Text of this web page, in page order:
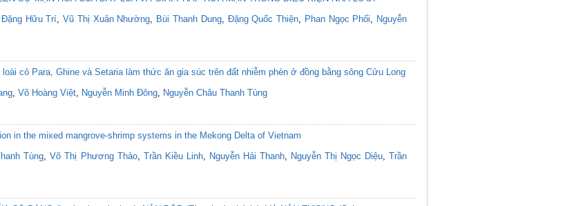
Đặng Hữu Trí,Vũ Thị Xuân Nhường, Bùi Thanh Dung, Đặng Quốc Thiện, Phan Ngọc Phối, Nguyễn
cỏ Para, Ghine và Setaria làm thức ăn gia súc trên đất nhiễm phèn ở đồng bằng sông Cửu Long
, Võ Hoàng Việt, Nguyễn Minh Đông, Nguyễn Châu Thanh Tùng
in the mixed mangrove-shrimp systems in the Mekong Delta of Vietnam
Tùng,Võ Thị Phương Thảo, Trần Kiều Linh, Nguyễn Hải Thanh, Nguyễn Thị Ngọc Diệu,Trần